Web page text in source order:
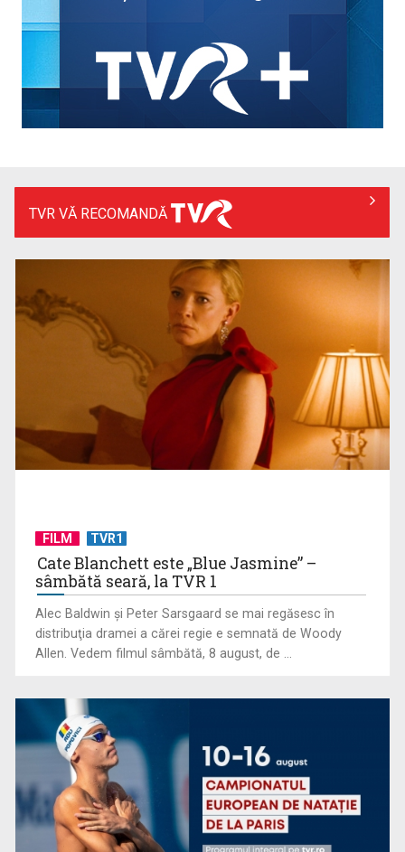
sistemul sanitar
„E cool să fii cult!”, în curând la TVR 1 și TVR 2
TVR VĂ RECOMANDĂ
FILM TVR1
Cate Blanchett este „Blue Jasmine” –
sâmbătă seară, la TVR 1
Alec Baldwin şi Peter Sarsgaard se mai regăsesc în
distribuţia dramei a cărei regie e semnată de Woody
Allen. Vedem filmul sâmbătă, 8 august, de ...